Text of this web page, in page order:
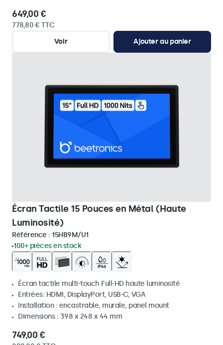
649,00 €
778,80 € TTC
Voir
Ajouter au panier
Écran Tactile 15 Pouces en Métal (Haute
Luminosité)
Référence : 15HB9M/U1
100+ pièces en stock
Écran tactile multi-touch Full-HD haute luminosité
Entrées: HDMI, DisplayPort, USB-C, VGA
Installation : encastrable, murale, panel mount
Dimensions : 398 x 248 x 44 mm
749,00 €